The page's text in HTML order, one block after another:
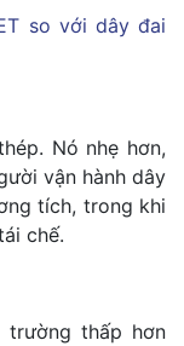
so với dây đai
Nó nhẹ hơn,
vận hành dây
tích, trong khi
chế.
trường thấp hơn